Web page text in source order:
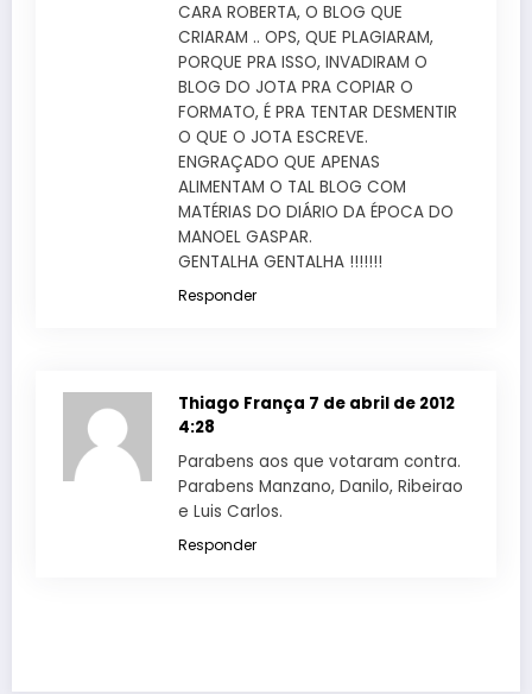
CARA ROBERTA, O BLOG QUE
CRIARAM .. OPS, QUE PLAGIARAM,
PORQUE PRA ISSO, INVADIRAM O
BLOG DO JOTA PRA COPIAR O
FORMATO, É PRA TENTAR DESMENTIR
O QUE O JOTA ESCREVE.
ENGRAÇADO QUE APENAS
ALIMENTAM O TAL BLOG COM
MATÉRIAS DO DIÁRIO DA ÉPOCA DO
MANOEL GASPAR.
GENTALHA GENTALHA !!!!!!!
Responder
Thiago França 7 de abril de 2012
4:28
Parabens aos que votaram contra.
Parabens Manzano, Danilo, Ribeirao
e Luis Carlos.
Responder